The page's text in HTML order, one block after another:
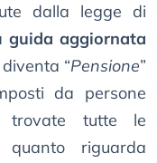
dalla legge di
guida aggiornata
“Pensione”
da persone
tutte le
quanto riguarda